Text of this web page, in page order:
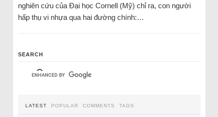
nghiên cứu của Đại học Cornell (Mỹ) chỉ ra, con người
hấp thụ vi nhựa qua hai đường chính:…
SEARCH
LATEST POPULAR COMMENTS TAGS